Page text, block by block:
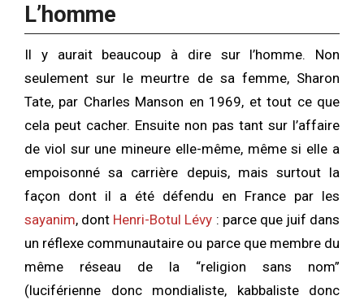
L’homme
Il y aurait beaucoup à dire sur l’homme. Non
seulement sur le meurtre de sa femme, Sharon
Tate, par Charles Manson en 1969, et tout ce que
cela peut cacher. Ensuite non pas tant sur l’affaire
de viol sur une mineure elle-même, même si elle a
empoisonné sa carrière depuis, mais surtout la
façon dont il a été défendu en France par les
sayanim, dont Henri-Botul Lévy : parce que juif dans
un réflexe communautaire ou parce que membre du
même réseau de la “religion sans nom”
(luciférienne donc mondialiste, kabbaliste donc